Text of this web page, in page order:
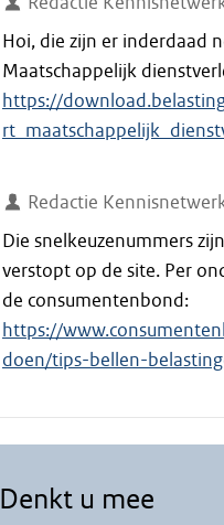
Hoi, die zijn er inderdaad
Maatschappelijk
https://
Redactie
Die snelkeuzenummers
verstopt op de site. Per
de consumentenbond:
https://
doen/tips-bellen-
Denkt u mee